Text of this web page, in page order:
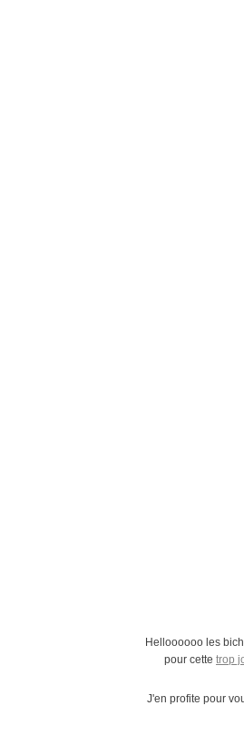
Helloooooo les
pour cettetrop
J'en profite pour